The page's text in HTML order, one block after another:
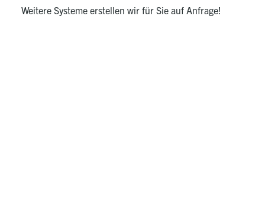
Weitere Systeme erstellen wir für Sie auf Anfrage!